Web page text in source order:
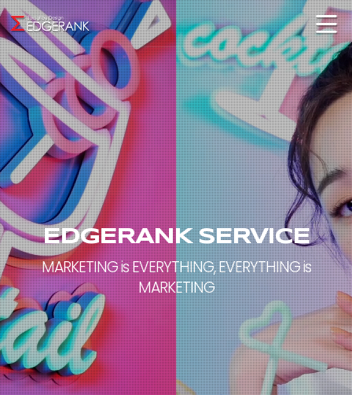
EDGERANK SERVICE
MARKETING is EVERYTHING, EVERYTHING is
MARKETING